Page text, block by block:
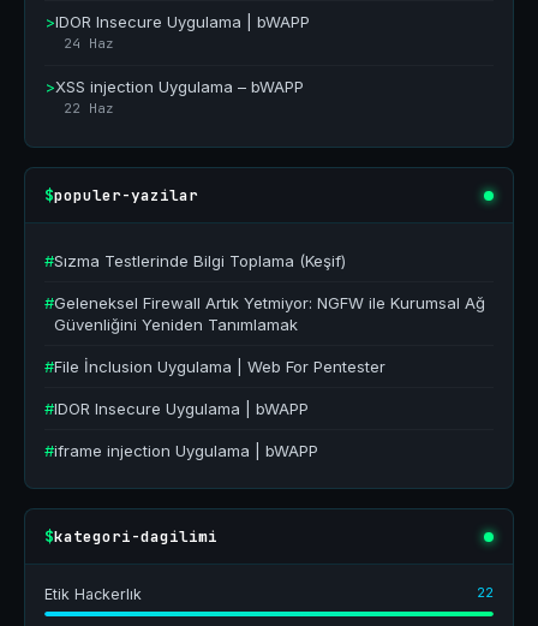
>IDOR Insecure Uygulama | bWAPP
24 Haz
>XSS injection Uygulama – bWAPP
22 Haz
$populer-yazilar
#Sızma Testlerinde Bilgi Toplama (Keşif)
#Geleneksel Firewall Artık Yetmiyor: NGFW ile Kurumsal Ağ
Güvenliğini Yeniden Tanımlamak
#File İnclusion Uygulama | Web For Pentester
#IDOR Insecure Uygulama | bWAPP
#iframe injection Uygulama | bWAPP
$kategori-dagilimi
Etik Hackerlık 22